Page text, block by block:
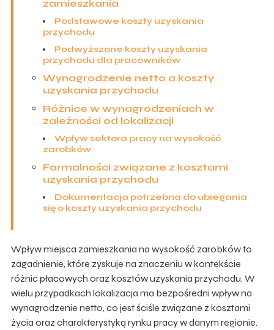
zamieszkania
Podstawowe koszty uzyskania
przychodu
Podwyższone koszty uzyskania
przychodu dla pracowników
Wynagrodzenie netto a koszty
uzyskania przychodu
Różnice w wynagrodzeniach w
zależności od lokalizacji
Wpływ sektora pracy na wysokość
zarobków
Formalności związane z kosztami
uzyskania przychodu
Dokumentacja potrzebna do ubiegania
się o koszty uzyskania przychodu
Wpływ miejsca zamieszkania na wysokość zarobków to
zagadnienie, które zyskuje na znaczeniu w kontekście
różnic płacowych oraz kosztów uzyskania przychodu. W
wielu przypadkach lokalizacja ma bezpośredni wpływ na
wynagrodzenie netto, co jest ściśle związane z kosztami
życia oraz charakterystyką rynku pracy w danym regionie.